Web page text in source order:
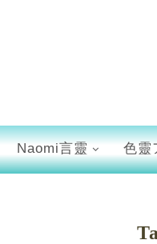
Naomi言靈 色靈